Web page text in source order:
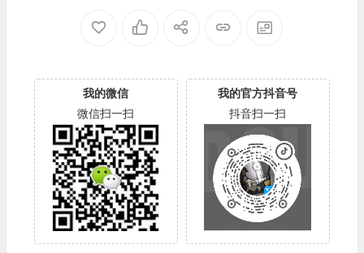
700
我的微信
微信扫一扫
我的官方抖音号
抖音扫一扫